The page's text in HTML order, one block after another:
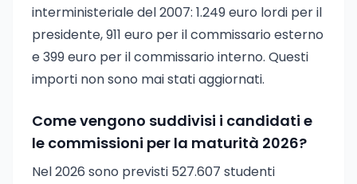
interministeriale del 2007: 1.249 euro lordi per il
presidente, 911 euro per il commissario esterno
e 399 euro per il commissario interno. Questi
importi non sono mai stati aggiornati.
Come vengono suddivisi i candidati e
le commissioni per la maturità 2026?
Nel 2026 sono previsti 527.607 studenti